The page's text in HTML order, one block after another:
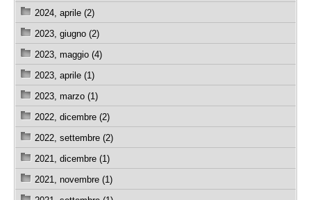
2024, aprile (2)
2023, giugno (2)
2023, maggio (4)
2023, aprile (1)
2023, marzo (1)
2022, dicembre (2)
2022, settembre (2)
2021, dicembre (1)
2021, novembre (1)